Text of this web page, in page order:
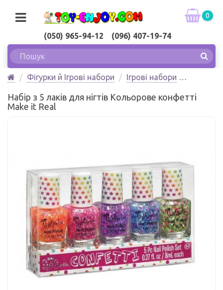
(050) 965-94-12 (096) 407-19-74
0
Фігурки й Ігрові набори
Ігрові набори
it Real
Набір з 5 лаків для нігтів Кольорове конфетті
Make it Real